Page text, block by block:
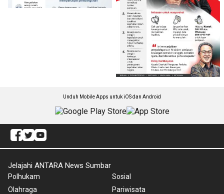
Unduh Mobile Apps untuk iOS dan Android
Jelajahi ANTARA News Sumbar
Polhukam
Olahraga
Sosial
Pariwisata